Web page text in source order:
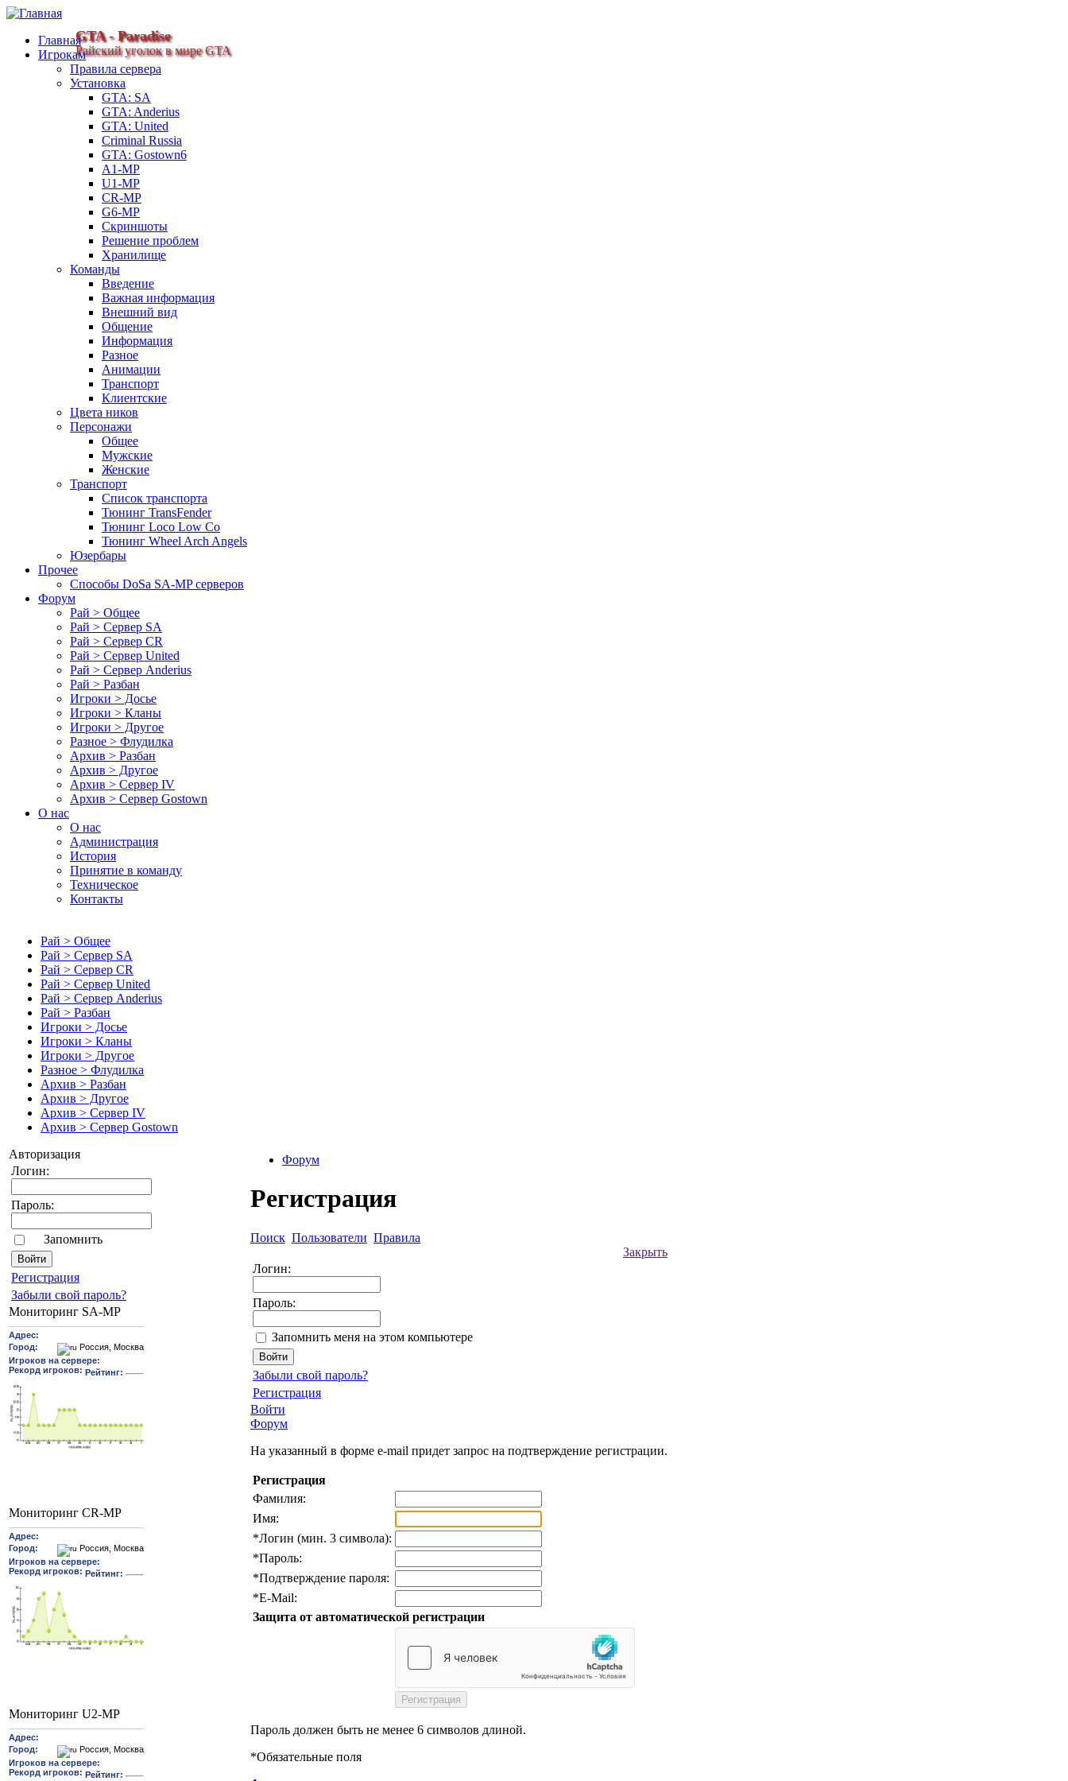
GTA - Paradise
Райский уголок в мире GTA
Главная
Игрокам
Правила сервера
Установка
GTA: SA
GTA: Anderius
GTA: United
Criminal Russia
GTA: Gostown6
A1-MP
U1-MP
CR-MP
G6-MP
Скриншоты
Решение проблем
Хранилище
Команды
Введение
Важная информация
Внешний вид
Общение
Информация
Разное
Анимации
Транспорт
Клиентские
Цвета ников
Персонажи
Общее
Мужские
Женские
Транспорт
Список транспорта
Тюнинг TransFender
Тюнинг Loco Low Co
Тюнинг Wheel Arch Angels
Юзербары
Прочее
Cпособы DoSа SA-MP серверов
Форум
Рай > Общее
Рай > Сервер SA
Рай > Сервер CR
Рай > Сервер United
Рай > Сервер Anderius
Рай > Разбан
Игроки > Досье
Игроки > Кланы
Игроки > Другое
Разное > Флудилка
Архив > Разбан
Архив > Другое
Архив > Сервер IV
Архив > Сервер Gostown
О нас
О нас
Администрация
История
Принятие в команду
Техническое
Контакты
Рай > Общее
Рай > Сервер SA
Рай > Сервер CR
Рай > Сервер United
Рай > Сервер Anderius
Рай > Разбан
Игроки > Досье
Игроки > Кланы
Игроки > Другое
Разное > Флудилка
Архив > Разбан
Архив > Другое
Архив > Сервер IV
Архив > Сервер Gostown
Авторизация
Логин:
Пароль:
Запомнить
Pегиcтрaция
Забыли свой пароль?
Мониторинг SA-MP
Мониторинг CR-MP
Мониторинг U2-MP
Форум
Регистрация
Поиск Пользователи Правила
Закрыть
Логин:
Пароль:
Запомнить меня на этом компьютере
Забыли свой пароль?
Регистрация
Войти
Форум
На указанный в форме e-mail придет запрос на подтверждение регистрации.
Регистрация
Фамилия:
Имя:
*Логин (мин. 3 символа):
*Пароль:
*Подтверждение пароля:
*E-Mail:
Защита от автоматической регистрации
Пароль должен быть не менее 6 символов длиной.
*Обязательные поля